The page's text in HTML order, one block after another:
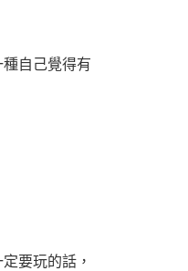
自己覺得有
要玩的話，